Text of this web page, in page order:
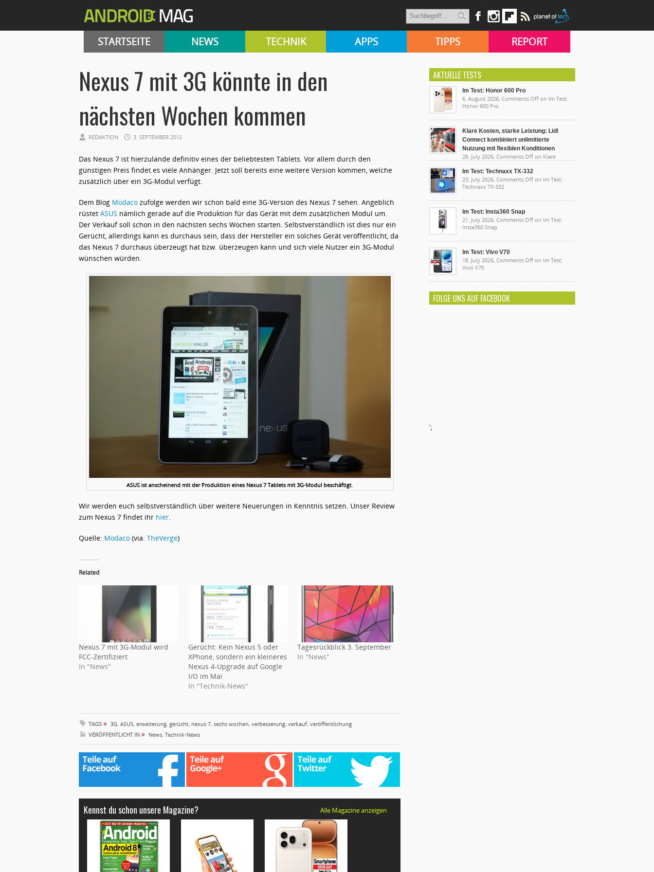
STARTSEITE NEWS TECHNIK APPS TIPPS REPORT
Nexus 7 mit 3G könnte in den
nächsten Wochen kommen
REDAKTION 3. SEPTEMBER 2012
Das Nexus 7 ist hierzulande definitiv eines der beliebtesten Tablets. Vor allem durch den
günstigen Preis findet es viele Anhänger. Jetzt soll bereits eine weitere Version kommen, welche
zusätzlich über ein 3G-Modul verfügt.
Dem Blog Modaco zufolge werden wir schon bald eine 3G-Version des Nexus 7 sehen. Angeblich
rüstet ASUS nämlich gerade auf die Produktion für das Gerät mit dem zusätzlichen Modul um.
Der Verkauf soll schon in den nächsten sechs Wochen starten. Selbstverständlich ist dies nur ein
Gerücht, allerdings kann es durchaus sein, dass der Hersteller ein solches Gerät veröffentlicht, da
das Nexus 7 durchaus überzeugt hat bzw. überzeugen kann und sich viele Nutzer ein 3G-Modul
wünschen würden.
ASUS ist anscheinend mit der Produktion eines Nexus 7 Tablets mit 3G-Modul beschäftigt.
Wir werden euch selbstverständlich über weitere Neuerungen in Kenntnis setzen. Unser Review
zum Nexus 7 findet ihr hier.
Quelle: Modaco (via: TheVerge)
Related
Nexus 7 mit 3G-Modul wird
FCC-Zertifiziert
In "News"
Gerücht: Kein Nexus 5 oder
XPhone, sondern ein kleineres
Nexus 4-Upgrade auf Google
I/O im Mai
In "Technik-News"
Tagesrückblick 3. September
In "News"
TAGS » 3G, ASUS, erweiterung, gerücht, nexus 7, sechs wochen, verbesserung, verkauf, veröffentlichung
VERÖFFENTLICHT IN » News, Technik-News
Kennst du schon unsere Magazine? Alle Magazine anzeigen
AKTUELLE TESTS
Im Test: Honor 600 Pro
6. August 2026, Comments Off on Im Test:
Honor 600 Pro
Klare Kosten, starke Leistung: Lidl
Connect kombiniert unlimitierte
Nutzung mit flexiblen Konditionen
28. July 2026, Comments Off on Klare
unlimitierte Nutzung mit flexiblen Konditionen
Im Test: Technaxx TX-332
23. July 2026, Comments Off on Im Test:
Technaxx TX-332
Im Test: Insta360 Snap
21. July 2026, Comments Off on Im Test:
Insta360 Snap
Im Test: Vivo V70
18. July 2026, Comments Off on Im Test:
Vivo V70
FOLGE UNS AUF FACEBOOK
';